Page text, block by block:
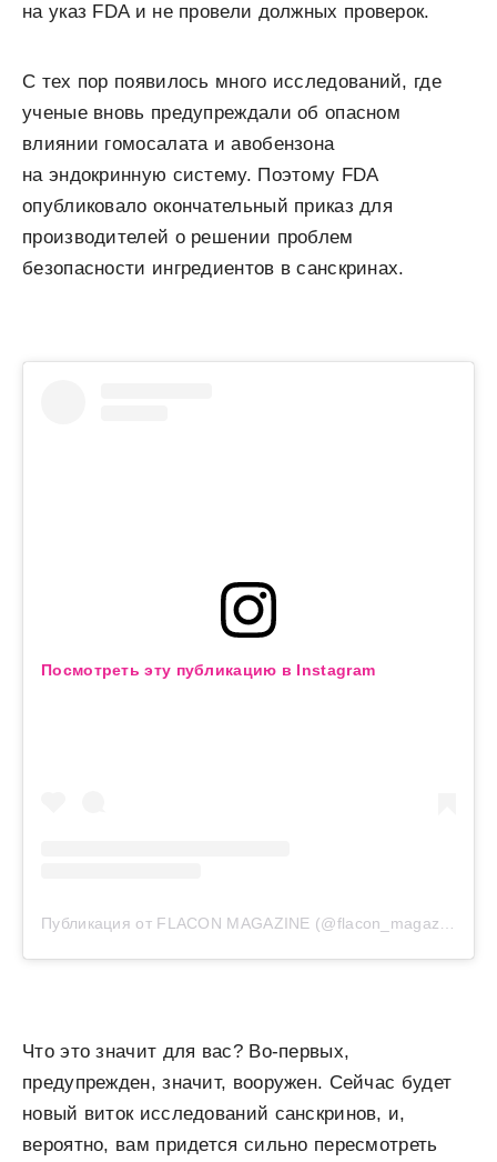
на указ FDA и не провели должных проверок.
С тех пор появилось много исследований, где
ученые вновь предупреждали об опасном
влиянии гомосалата и авобензона
на эндокринную систему. Поэтому FDA
опубликовало окончательный приказ для
производителей о решении проблем
безопасности ингредиентов в санскринах.
Посмотреть эту публикацию в Instagram
Что это значит для вас? Во-первых,
предупрежден, значит, вооружен. Сейчас будет
новый виток исследований санскринов, и,
вероятно, вам придется сильно пересмотреть